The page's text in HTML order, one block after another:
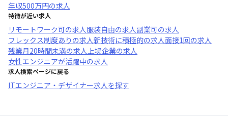
年収500万円の求人
特徴が近い求人
リモートワーク可の求人服装自由の求人副業可の求人
フレックス制度あり の求人新技術に積極的の求人面接1回の求人
残業月20時間未満の求人上場企業の求人
女性エンジニアが活躍中の求人
求人検索ページに戻る
ITエンジニア・デザイナー求人を探す